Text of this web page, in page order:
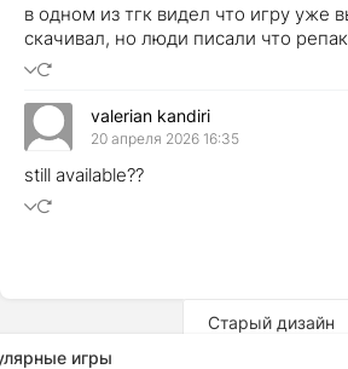
в одном из тгк видел что игру уже
скачивал, но люди писали что
valerian kandiri
20 апреля 2026 16:35
still available??
Старый дизайн
игры